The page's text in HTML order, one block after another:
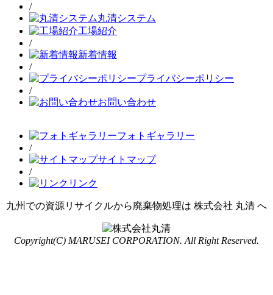
/
丸清システム
工場紹介
/
新着情報
/
プライバシーポリシー
/
お問い合わせ
フォトギャラリー
/
サイトマップ
/
リンク
九州での資源リサイクルから廃棄物処理は 株式会社 丸清 へ
Copyright(C) MARUSEI CORPORATION. All Right Reserved.